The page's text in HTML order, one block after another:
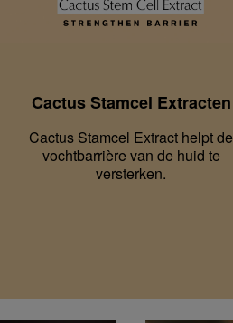
Cactus Stamcel Extracten
Cactus Stamcel Extract helpt de
vochtbarrière van de huid te
versterken.